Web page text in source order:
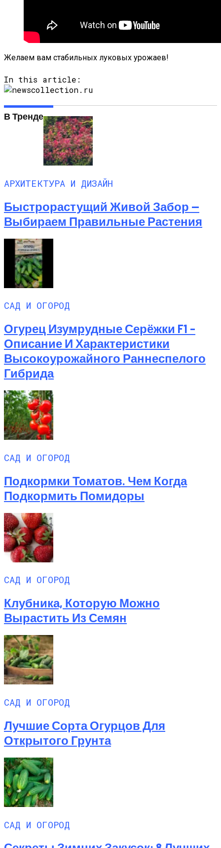
Желаем вам стабильных луковых урожаев!
In this article:
В Тренде
АРХИТЕКТУРА И ДИЗАЙН
Быстрорастущий Живой Забор —
Выбираем Правильные Растения
САД И ОГОРОД
Огурец Изумрудные Серёжки F1 –
Описание И Характеристики
Высокоурожайного Раннеспелого
Гибрида
САД И ОГОРОД
Подкормки Томатов. Чем Когда
Подкормить Помидоры
САД И ОГОРОД
Клубника, Которую Можно
Вырастить Из Семян
САД И ОГОРОД
Лучшие Сорта Огурцов Для
Открытого Грунта
САД И ОГОРОД